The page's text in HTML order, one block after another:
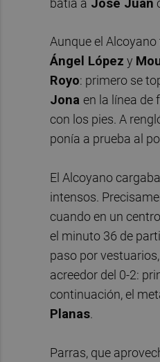
batía a José Juan
Aunque el
Ángel López y
Royo: primero se
Jona en la línea de
con los pies. A
ponía a prueba al
El Alcoyano
intensos.
cuando en un
el minuto 36 de
paso por
acreedor del 0-2:
continuación, el
Planas.
Parras, que